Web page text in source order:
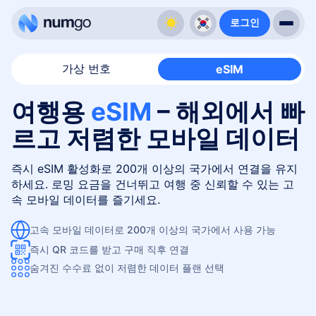
로그인
가상 번호 eSIM
여행용 eSIM – 해외에서 빠
르고 저렴한 모바일 데이터
즉시 eSIM 활성화로 200개 이상의 국가에서 연결을 유지
하세요. 로밍 요금을 건너뛰고 여행 중 신뢰할 수 있는 고
속 모바일 데이터를 즐기세요.
고속 모바일 데이터로 200개 이상의 국가에서 사용 가능
즉시 QR 코드를 받고 구매 직후 연결
숨겨진 수수료 없이 저렴한 데이터 플랜 선택